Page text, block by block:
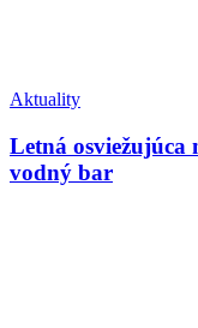
Aktuality
Letná
vodný bar